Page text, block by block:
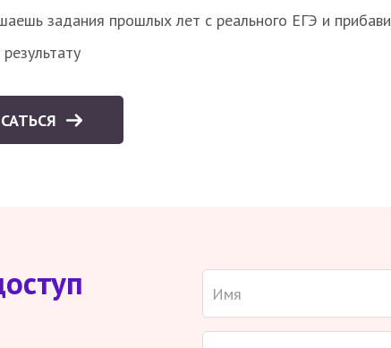
задания прошлых лет с реального ЕГЭ и